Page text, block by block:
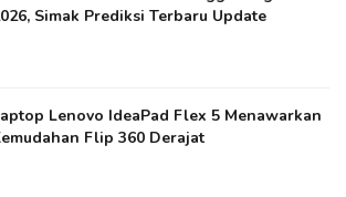
Simak Prediksi Terbaru Update
Lenovo IdeaPad Flex 5 Menawarkan
Flip 360 Derajat